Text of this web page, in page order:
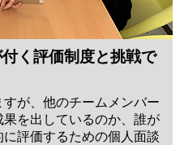
く評価制度と挑戦で
が、他のチームメンバー
を出しているのか、誰が
評価するための個人面談